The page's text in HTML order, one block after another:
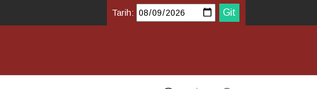
Tarih: